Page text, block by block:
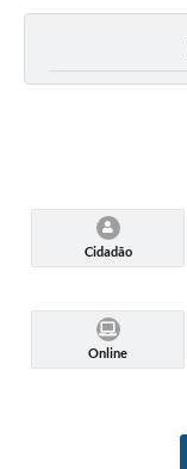
Cidadão
Online